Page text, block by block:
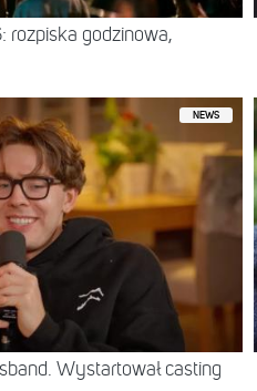
rozpiska godzinowa,
NEWS
Wystartował casting